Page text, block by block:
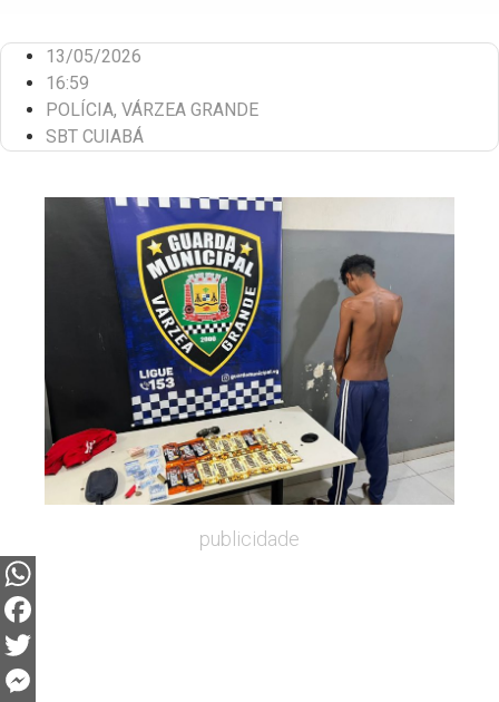
13/05/2026
16:59
POLÍCIA, VÁRZEA GRANDE
SBT CUIABÁ
publicidade
WhatsApp
Facebook
Twitter